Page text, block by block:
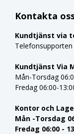
Kontakta
Kundtjänst via
Kundtjänst Via
Mån-Torsdag
Fredag 06:00-
Kontor och
Mån -Torsdag
Fredag 06:00 -